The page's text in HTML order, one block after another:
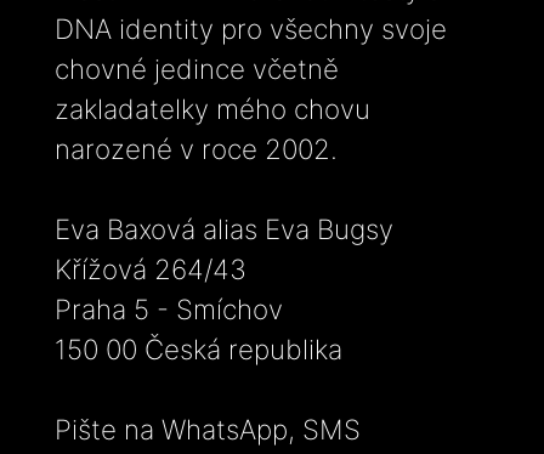
DNA identity pro všechny svoje
chovné jedince včetně
zakladatelky mého chovu
narozené v roce 2002.
Eva Baxová alias Eva Bugsy
Křížová 264/43
Praha 5 - Smíchov
150 00 Česká republika
Pište na WhatsApp, SMS